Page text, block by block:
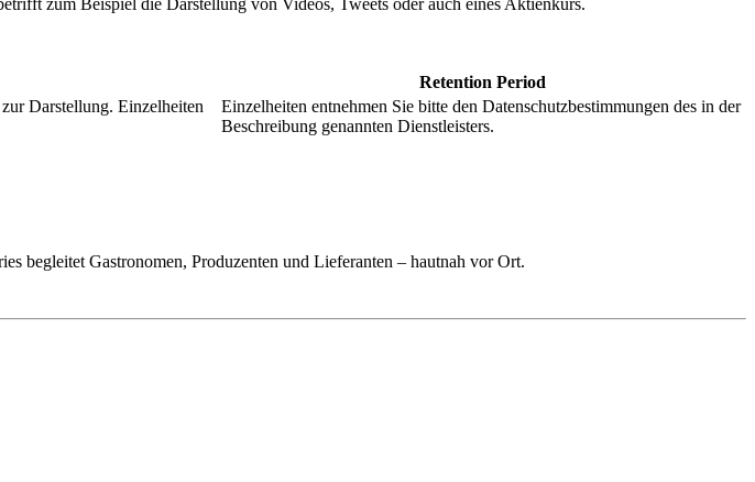
zum Beispiel die Darstellung von Videos, Tweets oder auch eines Aktienkurs.
Retention Period
Darstellung. Einzelheiten
Einzelheiten entnehmen Sie bitte den Datenschutzbestimmungen des in der
Beschreibung genannten Dienstleisters.
begleitet Gastronomen, Produzenten und Lieferanten – hautnah vor Ort.